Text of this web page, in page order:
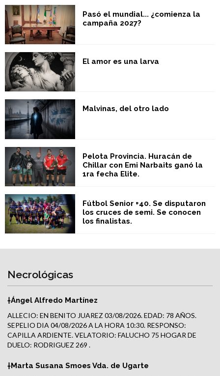
Pasó el mundial... ¿comienza la
campaña 2027?
El amor es una larva
Malvinas, del otro lado
Pelota Provincia. Huracán de
Chillar con Emi Narbaits ganó la
1ra fecha Elite.
Fútbol Senior +40. Se disputaron
los cruces de semi. Se conocen
los finalistas.
Necrológicas
†Ángel Alfredo Martínez
ALLECIO: EN BENITO JUAREZ 03/08/2026. EDAD: 78 AÑOS.
SEPELIO DIA 04/08/2026 A LA HORA 10:30. RESPONSO:
CAPILLA ARDIENTE. VELATORIO: FALUCHO 75 HOGAR DE
DUELO: RODRIGUEZ 269 .
†Marta Susana Smoes Vda. de Ugarte